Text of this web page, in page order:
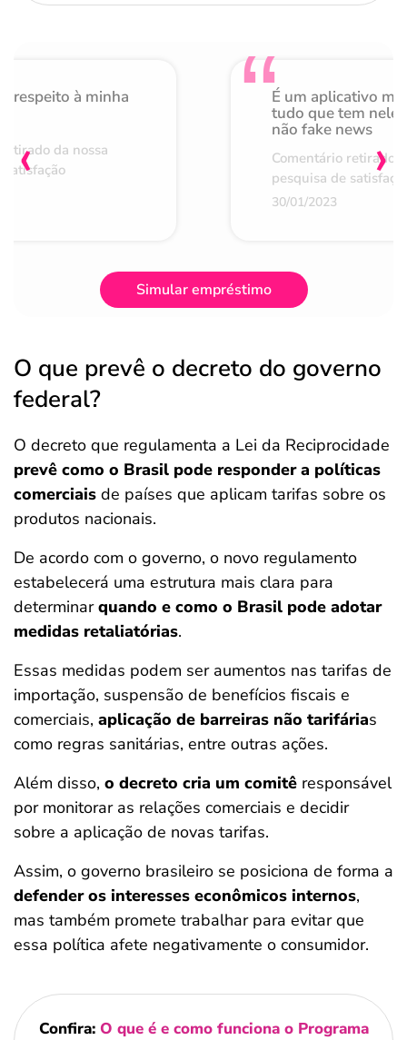
respeito à minha
da nossa
É um aplicativo
tudo que tem nele
não fake news
Comentário retirado
pesquisa de
30/01/2023
‹ ›
Simular empréstimo
O que prevê o decreto do governo
federal?
O decreto que regulamenta a Lei da Reciprocidade
prevê como o Brasil pode responder a políticas
comerciais de países que aplicam tarifas sobre os
produtos nacionais.
De acordo com o governo, o novo regulamento
estabelecerá uma estrutura mais clara para
determinarquando e como o Brasil pode adotar
medidas retaliatórias.
Essas medidas podem ser aumentos nas tarifas de
importação, suspensão de benefícios fiscais e
comerciais, aplicação de barreiras não tarifárias
como regras sanitárias, entre outras ações.
Além disso, o decreto cria um comitê responsável
por monitorar as relações comerciais e decidir
sobre a aplicação de novas tarifas.
Assim, o governo brasileiro se posiciona de forma a
defender os interesses econômicos internos,
mas também promete trabalhar para evitar que
essa política afete negativamente o consumidor.
Confira: O que é e como funciona o Programa